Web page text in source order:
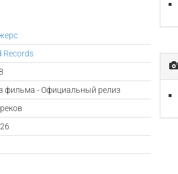
Records
фильма - Официальный релиз